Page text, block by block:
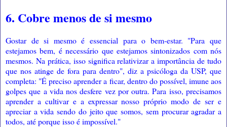
6. Cobre menos de si mesmo
Gostar de si mesmo é essencial para o bem-estar. "Para que
estejamos bem, é necessário que estejamos sintonizados com nós
mesmos. Na prática, isso significa relativizar a importância de tudo
que nos atinge de fora para dentro", diz a psicóloga da USP, que
completa: "É preciso aprender a ficar, dentro do possível, imune aos
golpes que a vida nos desfere vez por outra. Para isso, precisamos
aprender a cultivar e a expressar nosso próprio modo de ser e
apreciar a vida sendo do jeito que somos, sem procurar agradar a
todos, até porque isso é impossível."